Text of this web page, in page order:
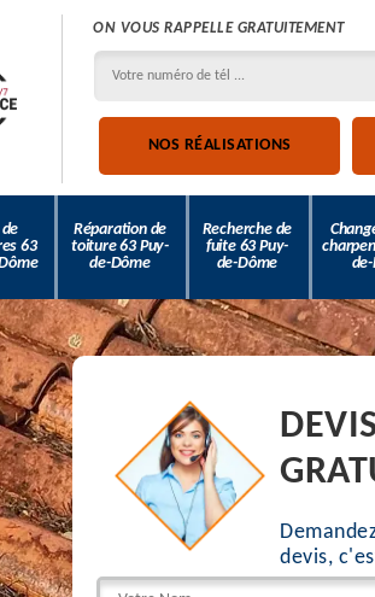
ON VOUS RAPPELLE GRATUITEMENT
NOS RÉALISATIONS
63
Réparation de
toiture 63 Puy-
de-Dôme
Recherche de
fuite 63 Puy-
de-Dôme
devis,